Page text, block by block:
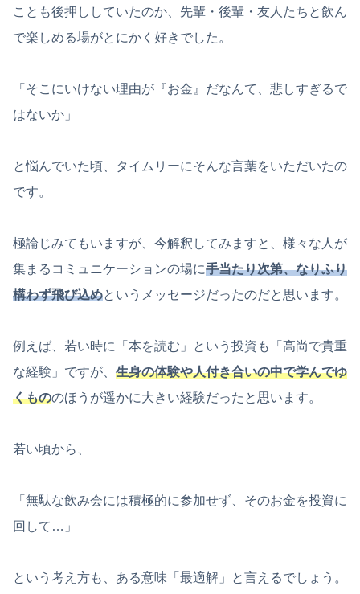
ことも後押ししていたのか、先輩・後輩・友人たちと飲ん
で楽しめる場がとにかく好きでした。
「そこにいけない理由が『お金』だなんて、悲しすぎるで
はないか」
と悩んでいた頃、タイムリーにそんな言葉をいただいたの
です。
極論じみてもいますが、今解釈してみますと、様々な人が
集まるコミュニケーションの場に手当たり次第、なりふり
構わず飛び込めというメッセージだったのだと思います。
例えば、若い時に「本を読む」という投資も「高尚で貴重
な経験」ですが、 生身の体験や人付き合いの中で学んでゆ
くもののほうが遥かに大きい経験だったと思います。
若い頃から、
「無駄な飲み会には積極的に参加せず、そのお金を投資に
回して…」
という考え方も、ある意味「最適解」と言えるでしょう。